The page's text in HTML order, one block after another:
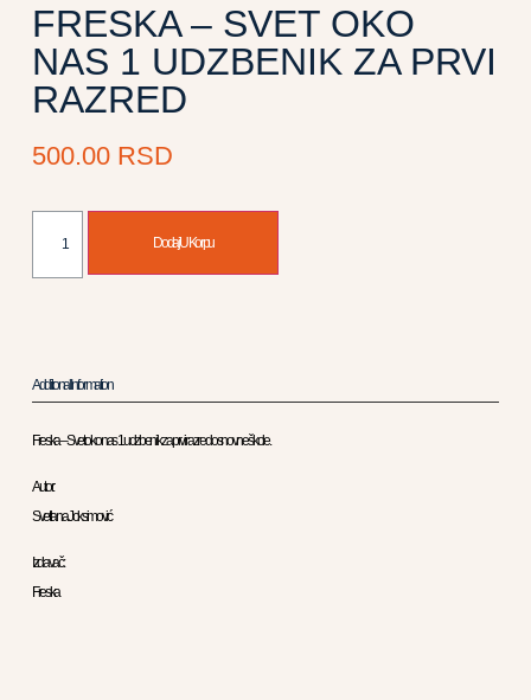
FRESKA – SVET OKO
NAS 1 UDZBENIK ZA PRVI
RAZRED
500.00 RSD
Dodaj U Korpu
Additional Information
Freska – Svet oko nas 1 udzbenik za prvi razred osnovne škole.
Autor:
Svetlana Joksimović
Izdavač:
Freska